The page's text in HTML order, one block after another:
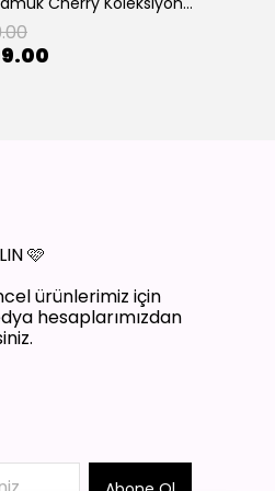
🩷
ürünlerimiz için
hesaplarımızdan